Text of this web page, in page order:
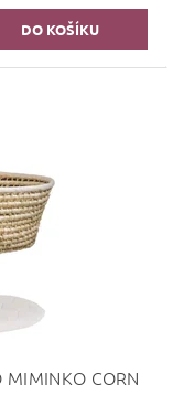
MIMINKO CORN